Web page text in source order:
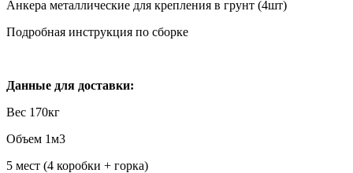
Анкера металлические для крепления в грунт (4шт)
Подробная инструкция по сборке
Данные для доставки:
Вес 170кг
Объем 1м3
5 мест (4 коробки + горка)